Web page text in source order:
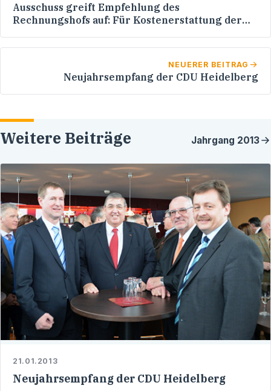
Ausschuss greift Empfehlung des
Rechnungshofs auf: Für Kostenerstattung der
günstigere Lösung gefunden werden
NEUERER BEITRAG
Neujahrsempfang der CDU Heidelberg
Weitere Beiträge Jahrgang 2013
21.01.2013
Neujahrsempfang der CDU Heidelberg